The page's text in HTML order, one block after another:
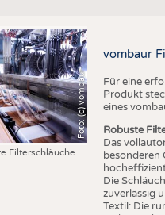
Foto: (c) vombaur
Filterschläuche
vombaur
Für eine
Produkt
eines
Robuste
Das
besonderen
Die
zuverlässig
Textil: Die